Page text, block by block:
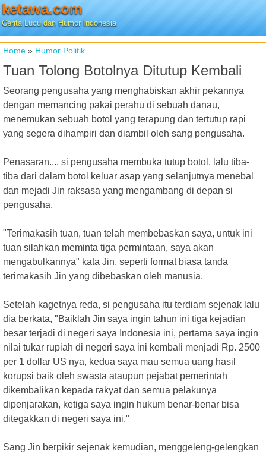
ketawa.com
Cerita Lucu dan Humor Indonesia
Home » Humor Politik
Tuan Tolong Botolnya Ditutup Kembali
Seorang pengusaha yang menghabiskan akhir pekannya
dengan memancing pakai perahu di sebuah danau,
menemukan sebuah botol yang terapung dan tertutup rapi
yang segera dihampiri dan diambil oleh sang pengusaha.
Penasaran..., si pengusaha membuka tutup botol, lalu tiba-
tiba dari dalam botol keluar asap yang selanjutnya menebal
dan mejadi Jin raksasa yang mengambang di depan si
pengusaha.
"Terimakasih tuan, tuan telah membebaskan saya, untuk ini
tuan silahkan meminta tiga permintaan, saya akan
mengabulkannya" kata Jin, seperti format biasa tanda
terimakasih Jin yang dibebaskan oleh manusia.
Setelah kagetnya reda, si pengusaha itu terdiam sejenak lalu
dia berkata, "Baiklah Jin saya ingin tahun ini tiga kejadian
besar terjadi di negeri saya Indonesia ini, pertama saya ingin
nilai tukar rupiah di negeri saya ini kembali menjadi Rp. 2500
per 1 dollar US nya, kedua saya mau semua uang hasil
korupsi baik oleh swasta ataupun pejabat pemerintah
dikembalikan kepada rakyat dan semua pelakunya
dipenjarakan, ketiga saya ingin hukum benar-benar bisa
ditegakkan di negeri saya ini."
Sang Jin berpikir sejenak kemudian, menggeleng-gelengkan